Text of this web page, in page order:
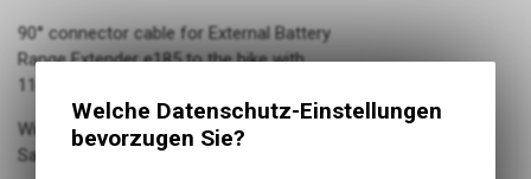
90° connector cable for External Battery
Range Extender e185 to the bike with
110mm cable length.
Wird meistens für die Montage des Range Extender am
Sattelrohr verwendet.
Welche Datenschutz-Einstellungen
bevorzugen Sie?